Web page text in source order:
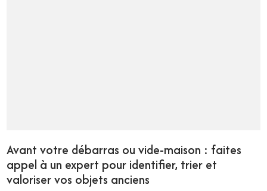
Avant votre débarras ou vide-maison : faites
appel à un expert pour identifier, trier et
valoriser vos objets anciens